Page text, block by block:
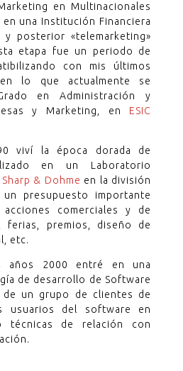
en Multinacionales
en una Institución Financiera
y posterior «telemarketing»
etapa fue un periodo de
con mis últimos
lo que actualmente se
en Administración y
y Marketing, en ESIC
viví la época dorada de
en un Laboratorio
& Dohme en la división
presupuesto importante
comerciales y de
ferias, premios, diseño de
etc.
años 2000 entré en una
de desarrollo de Software
un grupo de clientes de
usuarios del software en
técnicas de relación con